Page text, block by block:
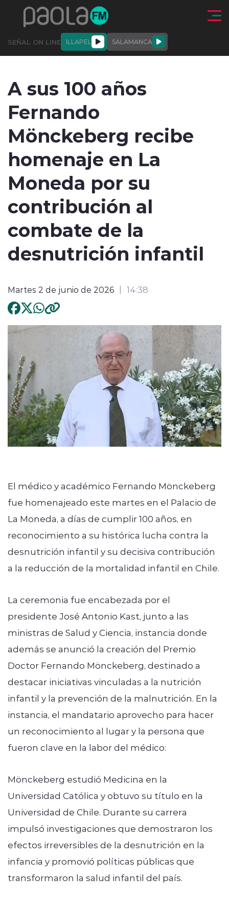
Click acá para ir directamente al contenido
SEÑAL ON LINE ILLAPEL SALAMANCA
modo claro
A sus 100 años
Fernando
Mönckeberg recibe
homenaje en La
Moneda por su
contribución al
combate de la
desnutrición infantil
Martes 2 de junio de 2026 14:38
El médico y académico Fernando Mönckeberg
fue homenajeado este martes en el Palacio de
La Moneda, a días de cumplir 100 años, en
reconocimiento a su histórica lucha contra la
desnutrición infantil y su decisiva contribución
a la reducción de la mortalidad infantil en Chile.
La ceremonia fue encabezada por el
presidente José Antonio Kast, junto a las
ministras de Salud y Ciencia, instancia donde
además se anunció la creación del Premio
Doctor Fernando Mönckeberg, destinado a
destacar iniciativas vinculadas a la nutrición
infantil y la prevención de la malnutrición. En la
instancia, el mandatario aprovecho para hacer
un reconocimiento al lugar y la persona que
fueron clave en la labor del médico:
Mönckeberg estudió Medicina en la
Universidad Católica y obtuvo su título en la
Universidad de Chile. Durante su carrera
impulsó investigaciones que demostraron los
efectos irreversibles de la desnutrición en la
infancia y promovió políticas públicas que
transformaron la salud infantil del país.